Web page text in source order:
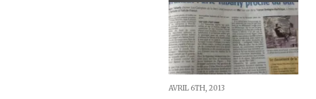
AVRIL 6TH, 2013